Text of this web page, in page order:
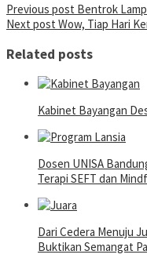
Post
navigation
Previous post Bentrok
Next post Wow, Tiap Hari
Related posts
Kabinet Bayangan
Dosen UNISA
Terapi SEFT dan
Dari Cedera Menuju
Buktikan Semangat